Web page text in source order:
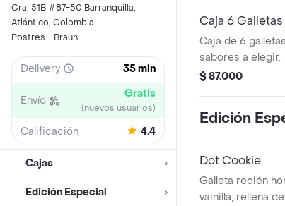
Cra. 51B #87-50 Barranquilla,
Atlántico, Colombia
Postres - Braun
Delivery 35 min
Envío Gratis
(nuevos usuarios)
Calificación 4.4
Cajas
Edición Especial
Caja 6 Galletas
Caja de 6
sabores a elegir.
$ 87.000
Edición
Dot Cookie
Galleta recién
vainilla, rellena